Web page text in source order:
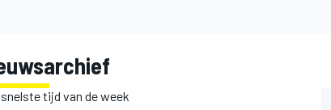
tijd van de week